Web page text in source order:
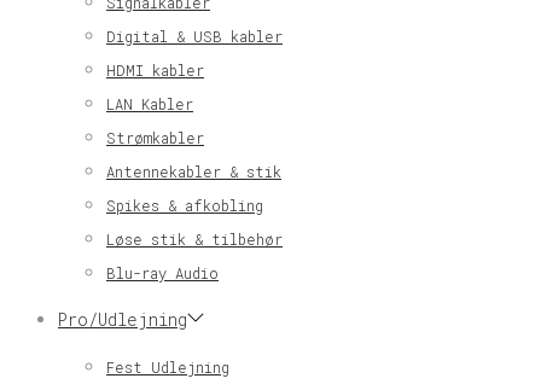
Digital & USB kabler
HDMI kabler
LAN Kabler
Strømkabler
Antennekabler & stik
Spikes & afkobling
Løse stik & tilbehør
Blu-ray Audio
Pro/Udlejning
Fest Udlejning